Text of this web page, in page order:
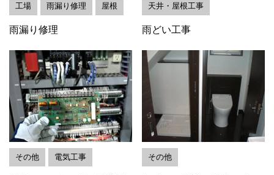
工場 雨漏り修理 屋根
雨漏り修理
天井・屋根工事
雨どい工事
その他 電気工事 その他